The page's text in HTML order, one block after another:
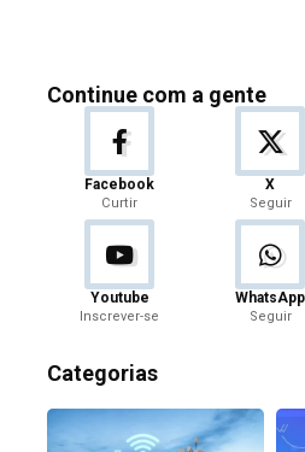
Continue com a gente
Facebook
Curtir
X
Seguir
Youtube
Inscrever-se
WhatsApp
Seguir
Categorias